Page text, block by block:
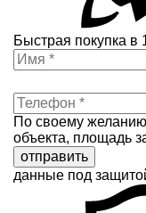
Быстрая покупка в
По своему желанию
объекта, площадь
отправить
данные под